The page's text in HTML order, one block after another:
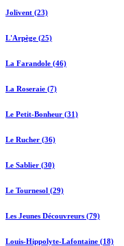
Jolivent (23)
L'Arpège (25)
La Farandole (46)
La Roseraie (7)
Le Petit-Bonheur (31)
Le Rucher (36)
Le Sablier (30)
Le Tournesol (29)
Les Jeunes Découvreurs (79)
Louis-Hippolyte-Lafontaine (18)